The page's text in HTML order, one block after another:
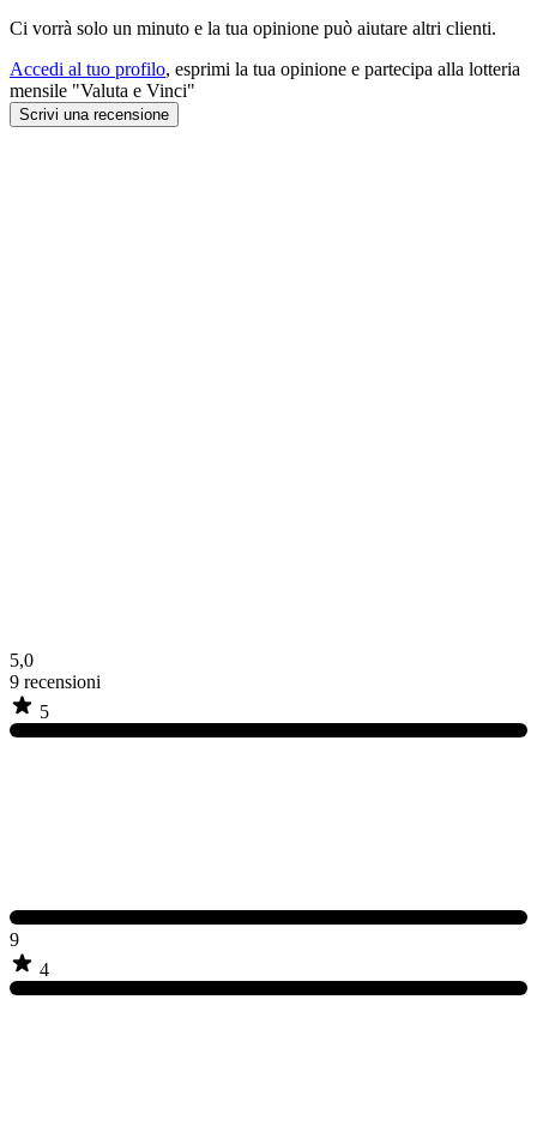
Ci vorrà solo un minuto e la tua opinione può aiutare altri clienti.
Accedi al tuo profilo, esprimi la tua opinione e partecipa alla lotteria
mensile "Valuta e Vinci"
Scrivi una recensione
5,0
9 recensioni
5
9
4